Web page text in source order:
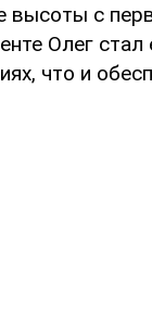
высоты с
Олег
что и